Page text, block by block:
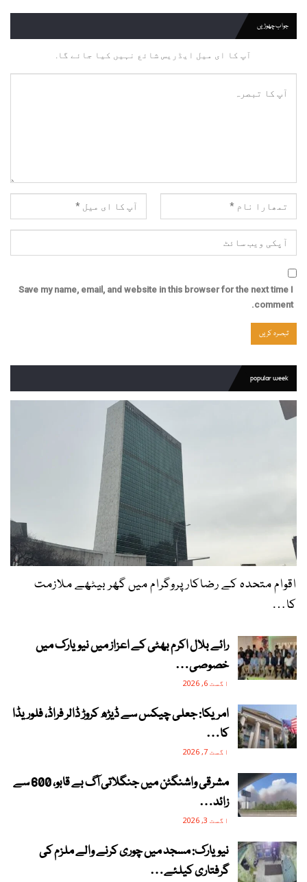
جواب چھوڑیں
آپ کا ای میل ایڈریس شائع نہیں کیا جائے گا.
Save my name, email, and website in this browser for the next time I
comment.
popular week
اقوام متحدہ کے رضاکار پروگرام میں گھر بیٹھے ملازمت
کا…
رائے بلال اکرم بھٹی کے اعزاز میں نیویارک میں
خصوصی…
اگست 6, 2026
امریکا: جعلی چیکس سے ڈیڑھ کروڑ ڈالر فراڈ، فلوریڈا
کا…
اگست 7, 2026
مشرقی واشنگٹن میں جنگلاتی آگ بے قابو، 600 سے
زائد…
اگست 3, 2026
نیویارک: مسجد میں چوری کرنے والے ملزم کی
گرفتاری کیلئے…